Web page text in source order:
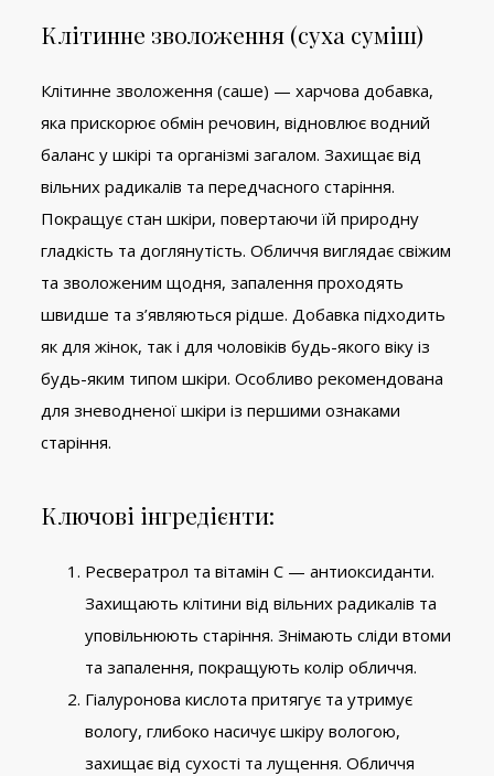
Клітинне зволоження (суха суміш)
Клітинне зволоження (саше) — харчова добавка,
яка прискорює обмін речовин, відновлює водний
баланс у шкірі та організмі загалом. Захищає від
вільних радикалів та передчасного старіння.
Покращує стан шкіри, повертаючи їй природну
гладкість та доглянутість. Обличчя виглядає свіжим
та зволоженим щодня, запалення проходять
швидше та з’являються рідше. Добавка підходить
як для жінок, так і для чоловіків будь-якого віку із
будь-яким типом шкіри. Особливо рекомендована
для зневодненої шкіри із першими ознаками
старіння.
Ключові інгредієнти:
Ресвератрол та вітамін С — антиоксиданти.
Захищають клітини від вільних радикалів та
уповільнюють старіння. Знімають сліди втоми
та запалення, покращують колір обличчя.
Гіалуронова кислота притягує та утримує
вологу, глибоко насичує шкіру вологою,
захищає від сухості та лущення. Обличчя